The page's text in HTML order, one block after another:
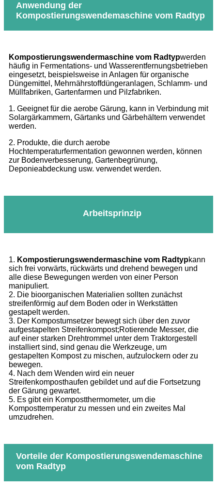
Anwendung der
Kompostierungswendemaschine vom Radtyp
Kompostierungswendermaschine vom Radtypwerden
häufig in Fermentations- und Wasserentfernungsbetrieben
eingesetzt, beispielsweise in Anlagen für organische
Düngemittel, Mehrnährstoffdüngeranlagen, Schlamm- und
Müllfabriken, Gartenfarmen und Pilzfabriken.
1. Geeignet für die aerobe Gärung, kann in Verbindung mit
Solargärkammern, Gärtanks und Gärbehältern verwendet
werden.
2. Produkte, die durch aerobe
Hochtemperaturfermentation gewonnen werden, können
zur Bodenverbesserung, Gartenbegrünung,
Deponieabdeckung usw. verwendet werden.
Arbeitsprinzip
1. Kompostierungswendermaschine vom Radtypkann
sich frei vorwärts, rückwärts und drehend bewegen und
alle diese Bewegungen werden von einer Person
manipuliert.
2. Die bioorganischen Materialien sollten zunächst
streifenförmig auf dem Boden oder in Werkstätten
gestapelt werden.
3. Der Kompostumsetzer bewegt sich über den zuvor
aufgestapelten Streifenkompost;Rotierende Messer, die
auf einer starken Drehtrommel unter dem Traktorgestell
installiert sind, sind genau die Werkzeuge, um
gestapelten Kompost zu mischen, aufzulockern oder zu
bewegen.
4. Nach dem Wenden wird ein neuer
Streifenkomposthaufen gebildet und auf die Fortsetzung
der Gärung gewartet.
5. Es gibt ein Kompostthermometer, um die
Komposttemperatur zu messen und ein zweites Mal
umzudrehen.
Vorteile der Kompostierungswendemaschine
vom Radtyp